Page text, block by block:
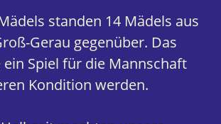
standen 14 Mädels aus
Gerau gegenüber. Das
Spiel für die Mannschaft
Kondition werden.